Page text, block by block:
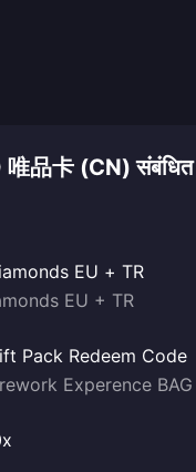
品卡 (CN) संबंधित
EU + TR
EU + TR
Pack Redeem Code
Experence BAG